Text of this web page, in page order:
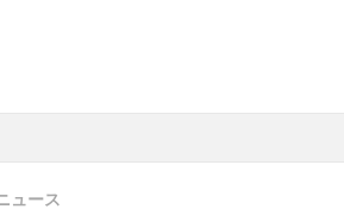
大会で発表しました
ュース